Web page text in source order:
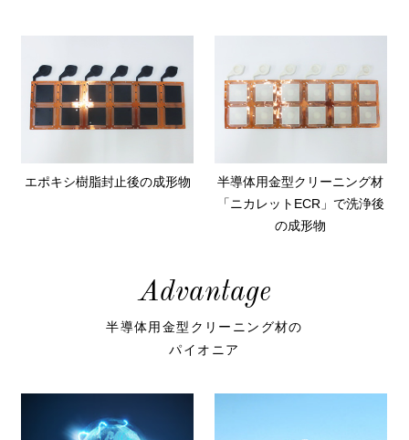
エポキシ樹脂封止後の成形物
半導体用金型クリーニング材
「ニカレットECR」で洗浄後
の成形物
Advantage
半導体用金型クリーニング材の
パイオニア